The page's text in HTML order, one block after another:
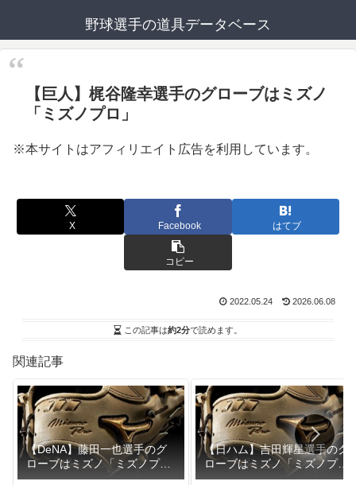
野球選手の道具データベース
【巨人】梶谷隆幸選手のグローブはミズノ
「ミズノプロ」
※本サイトはアフィリエイト広告を利用しています。
X Facebook はてブ
コピー
2022.05.24 2026.06.08
この記事は約2分で読めます。
関連記事
【DeNA】藤田一也選手のグ
ローブはミズノ「ミズノプ
ロ」
【日ハム】吉田輝星選手のグ
ローブはミズノ「ミズノプ
ロ」